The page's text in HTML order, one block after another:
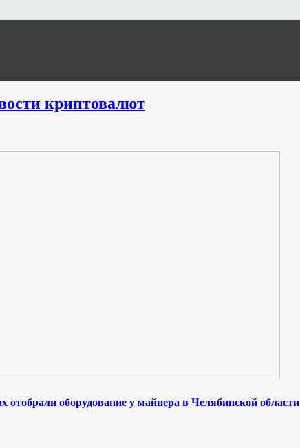
криптовалют
оборудование у майнера в Челябинской области